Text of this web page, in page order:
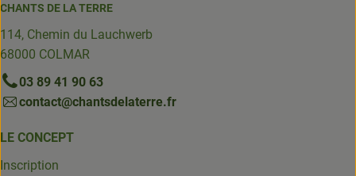
CHANTS DE LA TERRE
114, Chemin du Lauchwerb
68000 COLMAR
03 89 41 90 63
contact@chantsdelaterre.fr
LE CONCEPT
Inscription